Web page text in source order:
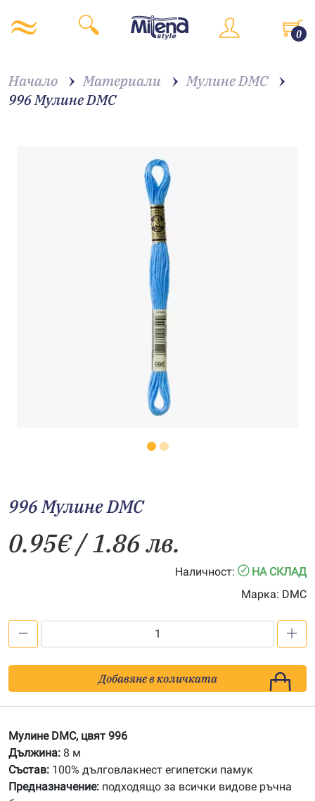
0
Начало Материали
Мулине DMC
996 Мулине DMC
996 Мулине DMC
0.95€/ 1.86 лв.
Наличност:
НА СКЛАД
Марка: DMC
Мулине
DMC
Добавяне в количката
Мулине DMC, цвят 996
Дължина: 8 м
Състав: 100% дълговлакнест египетски памук
Предназначение: подходящо за всички видове ръчна